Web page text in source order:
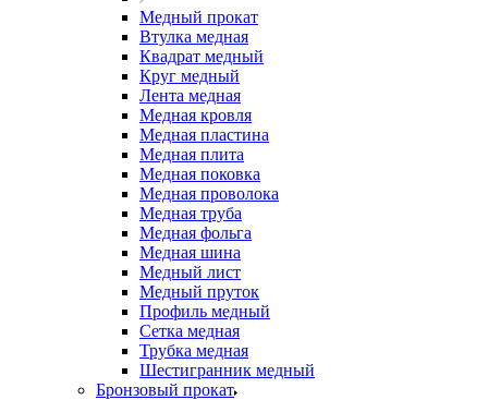
Медный прокат
Втулка медная
Квадрат медный
Круг медный
Лента медная
Медная кровля
Медная пластина
Медная плита
Медная поковка
Медная проволока
Медная труба
Медная фольга
Медная шина
Медный лист
Медный пруток
Профиль медный
Сетка медная
Трубка медная
Шестигранник медный
Бронзовый прокат